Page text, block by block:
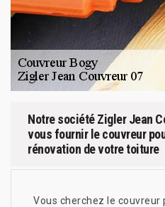
Notre société Zigler Jean
vous fournir le couvreur
rénovation de votre toiture
Vous cherchez le